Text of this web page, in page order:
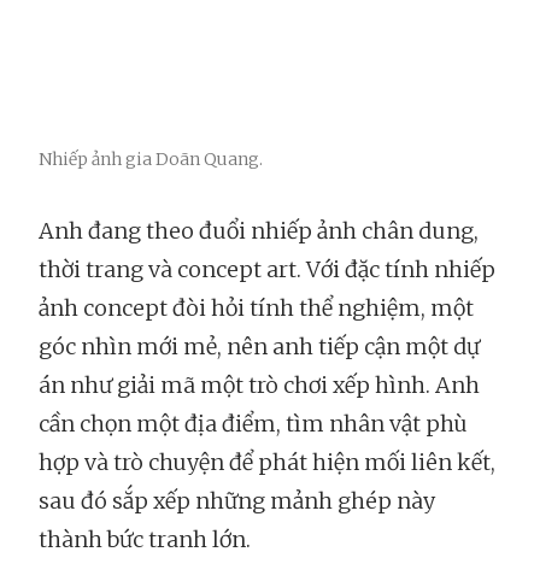
Nhiếp ảnh gia Doãn Quang.
Anh đang theo đuổi nhiếp ảnh chân dung,
thời trang và concept art. Với đặc tính nhiếp
ảnh concept đòi hỏi tính thể nghiệm, một
góc nhìn mới mẻ, nên anh tiếp cận một dự
án như giải mã một trò chơi xếp hình. Anh
cần chọn một địa điểm, tìm nhân vật phù
hợp và trò chuyện để phát hiện mối liên kết,
sau đó sắp xếp những mảnh ghép này
thành bức tranh lớn.